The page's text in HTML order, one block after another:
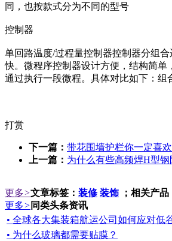
同，也按款式分为不同的型号
控制器
单回路温度/过程量控制器控制器分组
快。微程序控制器设计方便，结构简
通过执行一段微程。具体对比如下：组
打赏
下一篇： 带花围墙护栏你一定喜欢
上一篇： 为什么有些高频焊H型
更多>文章标签： 装修 装饰 ；相关产品
更多> 同类头条资讯
• 全球各大集装箱航运公司如何应对低
• 为什么玻璃都需要贴膜？